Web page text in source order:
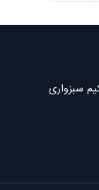
سبزواری